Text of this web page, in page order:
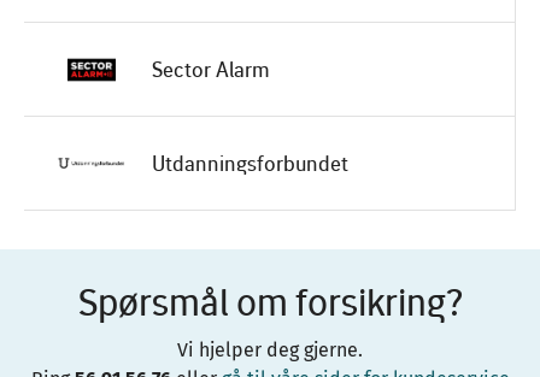
Sector Alarm
Utdanningsforbundet
Spørsmål om forsikring?
Vi hjelper deg gjerne.